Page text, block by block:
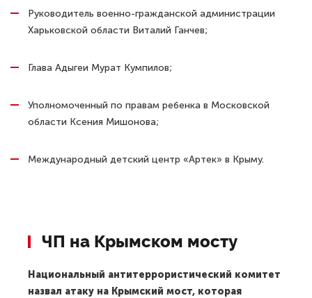
Руководитель военно-гражданской администрации
Харьковской области Виталий Ганчев;
Глава Адыгеи Мурат Кумпилов;
Уполномоченный по правам ребенка в Московской
области Ксения Мишонова;
Международный детский центр «Артек» в Крыму.
ЧП на Крымском мосту
Национальный антитеррористический комитет
назвал атаку на Крымский мост, которая